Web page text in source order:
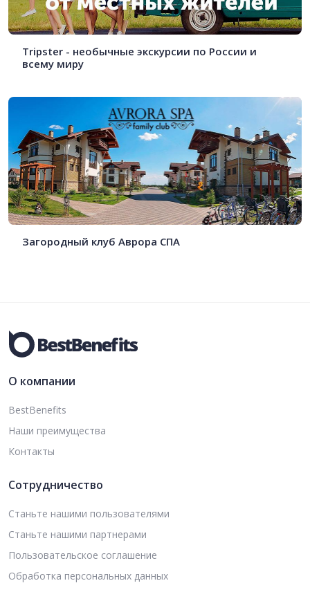
Tripster - необычные экскурсии по России и
всему миру
Загородный клуб Аврора СПА
О компании
BestBenefits
Наши преимущества
Контакты
Сотрудничество
Станьте нашими пользователями
Станьте нашими партнерами
Пользовательское соглашение
Обработка персональных данных